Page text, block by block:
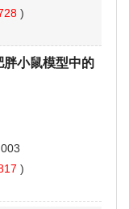
)
胖小鼠模型中的
)